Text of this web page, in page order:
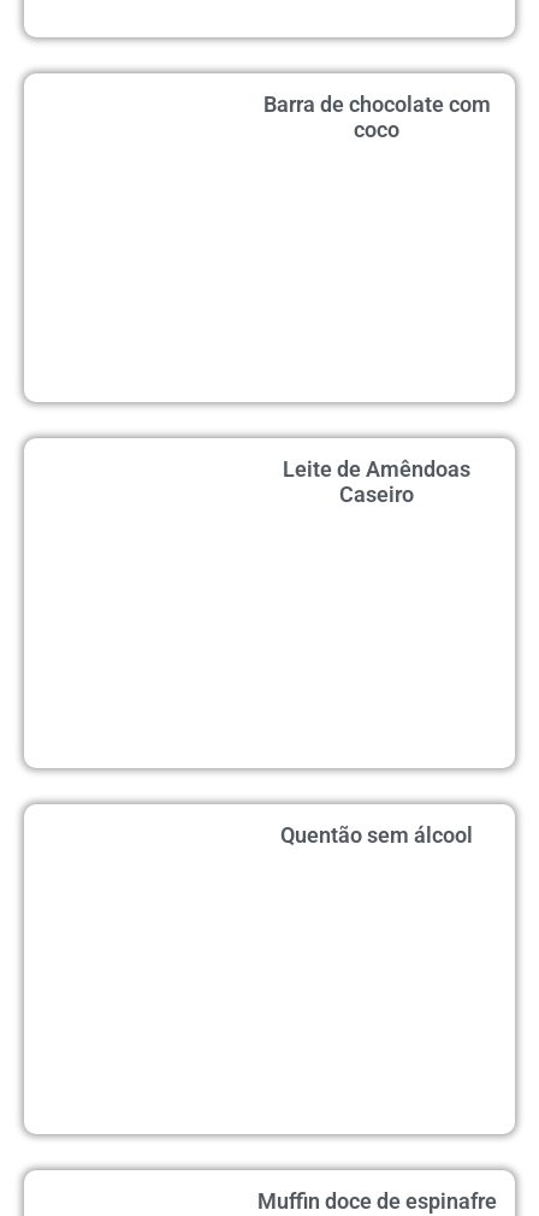
Barra de chocolate com
coco
Leite de Amêndoas
Caseiro
Quentão sem álcool
Muffin doce de espinafre